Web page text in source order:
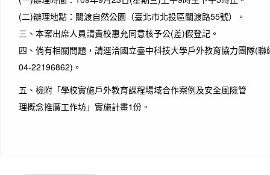
(二)辦理地點：關渡自然公園（臺北市北投區關渡路55號）。
三、本案出席人員請貴校惠允同意核予公(差)假登記。
四、倘有相關問題，請逕洽國立臺中科技大學戶外教育協力團隊(
04-22196862)。
五、檢附「學校實施戶外教育課程場域合作案例及安全風險管
理概念推廣工作坊」實施計畫1份。